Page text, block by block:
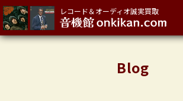
レコード＆オーディオ誠実買取
Blog